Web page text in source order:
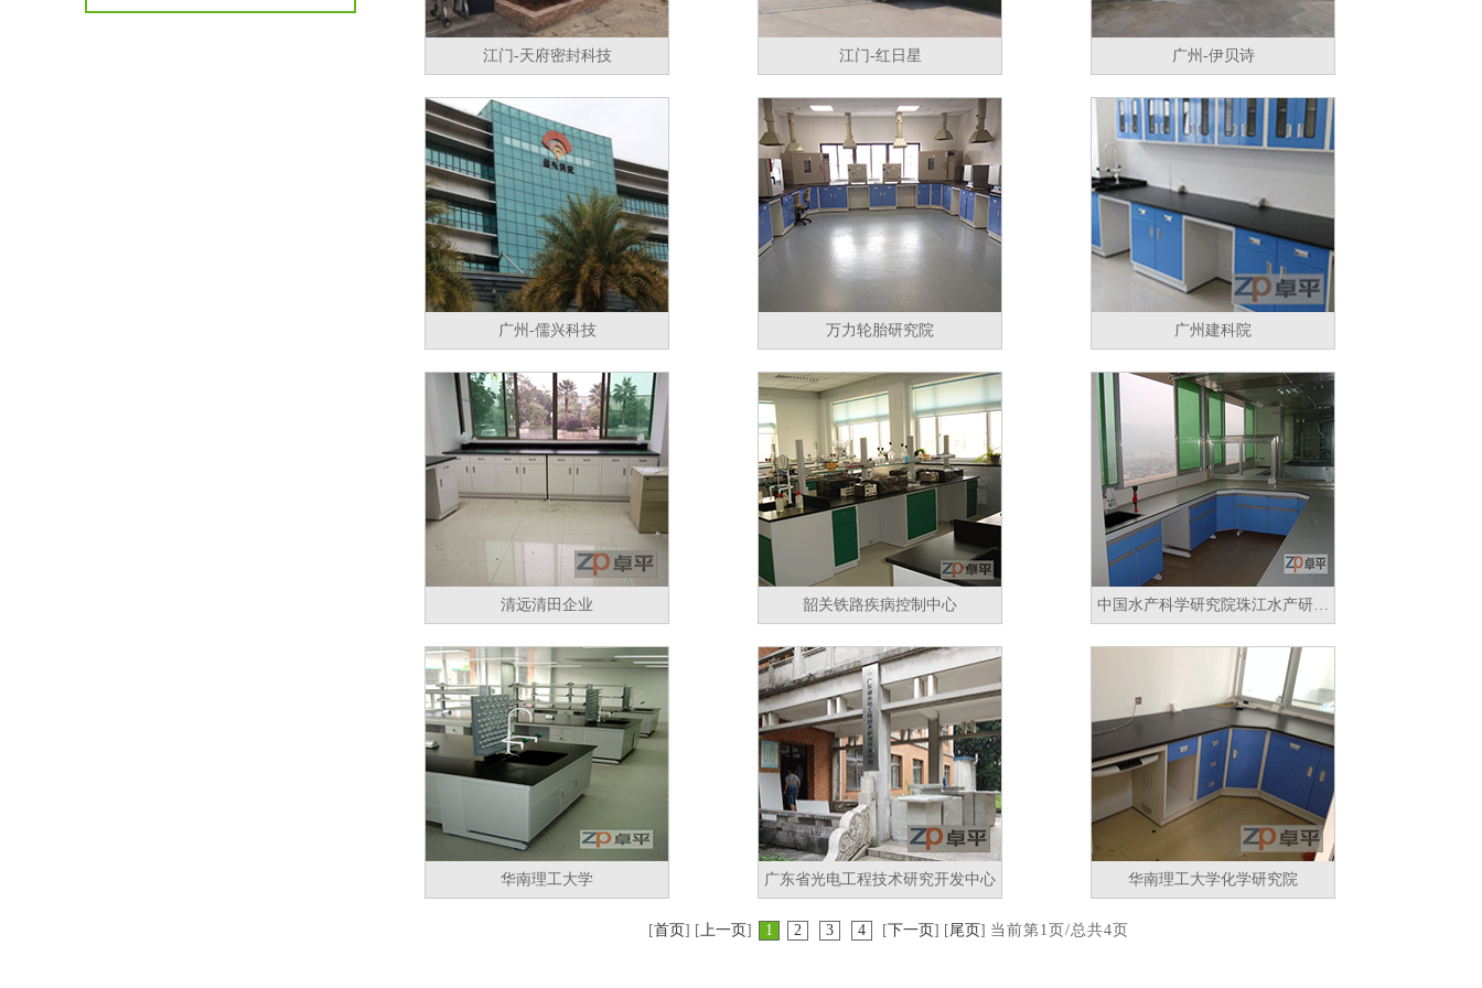
江门-天府密封科技 江门-红日星 广州-伊贝诗
广州-儒兴科技 万力轮胎研究院 广州建科院
清远清田企业 韶关铁路疾病控制中心 中国水产科学研究院珠江水产研究所
华南理工大学 广东省光电工程技术研究开发中心 华南理工大学化学研究院
[首页] [上一页] 1 2 3 4 [下一页] [尾页] 当前第1页/总共4页